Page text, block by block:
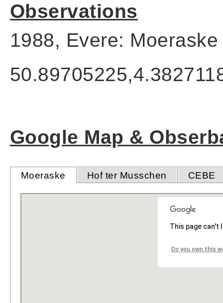
Observations
1988, Evere:
Google Map &
Moeraske Hof ter Musschen CEBE